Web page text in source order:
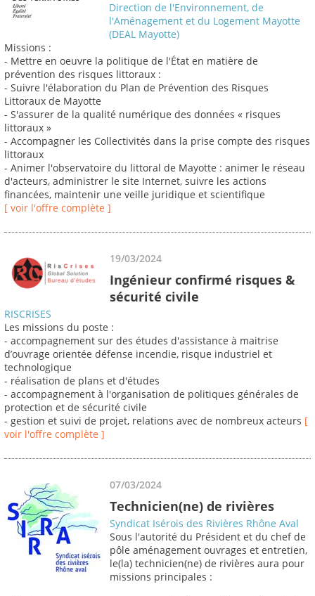
Direction de l'Environnement, de
l'Aménagement et du Logement Mayotte
(DEAL Mayotte)
Missions :
- Mettre en oeuvre la politique de l'État en matière de
prévention des risques littoraux :
- Suivre l'élaboration du Plan de Prévention des Risques
Littoraux de Mayotte
- S'assurer de la qualité numérique des données « risques
littoraux »
- Accompagner les Collectivités dans la prise compte des risques
littoraux
- Animer l'observatoire du littoral de Mayotte : animer le réseau
d'acteurs, administrer le site Internet, suivre les actions
financées, maintenir une veille juridique et scientifique
[ voir l'offre complète ]
19/03/2024
Ingénieur confirmé risques &
sécurité civile
RISCRISES
Les missions du poste :
- accompagnement sur des études d'assistance à maitrise
d’ouvrage orientée défense incendie, risque industriel et
technologique
- réalisation de plans et d'études
- accompagnement à l'organisation de politiques générales de
protection et de sécurité civile
- gestion et suivi de projet, relations avec de nombreux acteurs [
voir l'offre complète ]
07/03/2024
Technicien(ne) de rivières
Syndicat Isérois des Rivières Rhône Aval
Sous l'autorité du Président et du chef de
pôle aménagement ouvrages et entretien,
le(la) technicien(ne) de rivières aura pour
missions principales :